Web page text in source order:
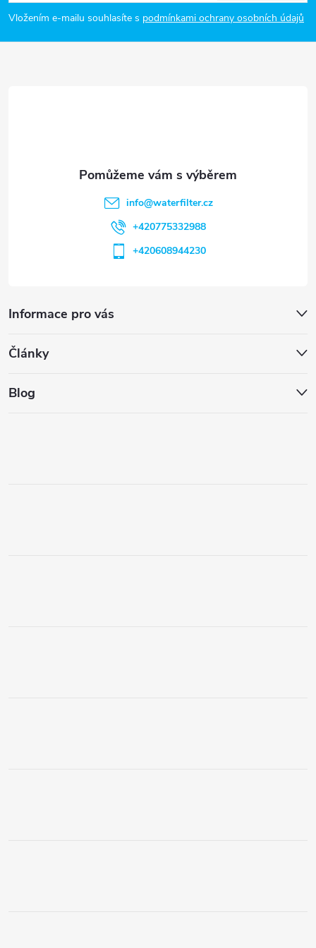
p
a
Vložením e-mailu souhlasíte s podmínkami ochrany osobních údajů
Informace pro vás
Články
Blog
info@waterfilter.cz
+420775332988
+420608944230